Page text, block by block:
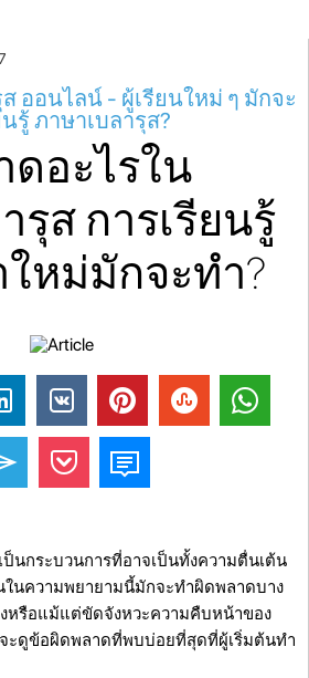
ออนไลน์ - ผู้เรียนใหม่ ๆ มักจะ
รู้ ภาษาเบลารุส?
อะไรใน
รุส การเรียนรู้
หม่มักจะทำ?
ป็นกระบวนการที่อาจเป็นทั้งความตื่นเต้น
ในความพยายามนี้มักจะทำผิดพลาดบาง
หรือแม้แต่ขัดจังหวะความคืบหน้าของ
จะดูข้อผิดพลาดที่พบบ่อยที่สุดที่ผู้เริ่มต้นทำ